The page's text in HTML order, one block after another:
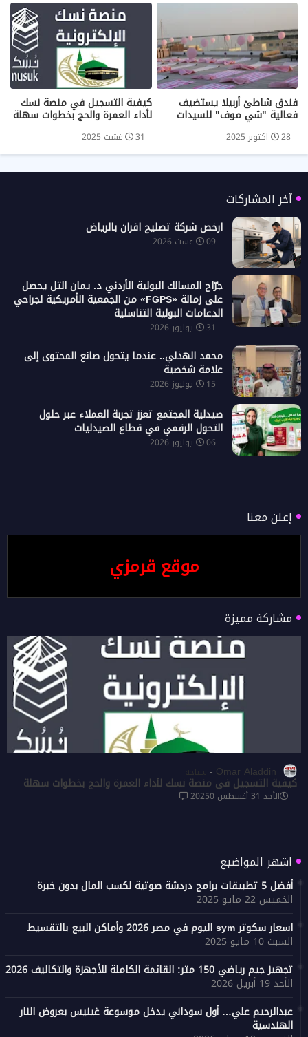
فندق شاطئ أربيلا يستضيف
فعالية "شي موف" للسيدات
28 اكتوبر 2025
كيفية التسجيل في منصة نسك
لأداء العمرة والحج بخطوات سهلة
31 غشت 2025
آخر المشاركات
ارخص شركة تصليح افران بالرياض
09 غشت 2026
جرّاح المسالك البولية الأردني د. يمان التل يحصل
على زمالة «FGPS» من الجمعية الأمريكية لجراحي
الدعامات البولية التناسلية
31 يوليوز 2026
محمد الهذلي.. عندما يتحول صانع المحتوى إلى
علامة شخصية
15 يوليوز 2026
صيدلية المجتمع تعزز تجربة العملاء عبر حلول
التحول الرقمي في قطاع الصيدليات
06 يوليوز 2026
إعلن معنا
موقع قرمزي
مشاركة مميزة
Omar Aladdin سياحة
كيفية التسجيل في منصة نسك لأداء العمرة والحج بخطوات سهلة
الأحد 31 أغسطس 2025 0
اشهر المواضيع
أفضل 5 تطبيقات برامج دردشة صوتية لكسب المال بدون خبرة
الخميس 22 مايو 2025
اسعار سكوتر sym اليوم في مصر 2026 وأماكن البيع بالتقسيط
السبت 10 مايو 2025
تجهيز جيم رياضي 150 متر: القائمة الكاملة للأجهزة والتكاليف 2026
الأحد 19 أبريل 2026
عبدالرحيم علي… أول سوداني يدخل موسوعة غينيس بعروض النار
الهندسية